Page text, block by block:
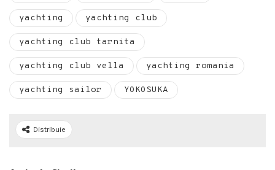
yachting yachting club
yachting club tarnita
yachting club vella yachting romania
yachting sailor YOKOSUKA
Distribuie